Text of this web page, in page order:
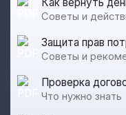
Советы и
Защита прав
Советы и
Проверка
Что нужно знать